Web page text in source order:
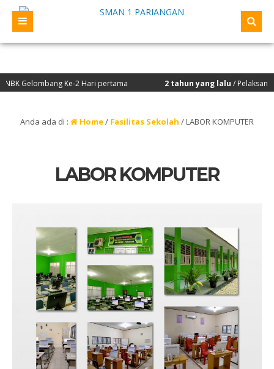
Ke-2 Hari pertama 2 tahun yang lalu/ Pelaksanaan
Anda ada di : Home/ Fasilitas Sekolah /LABOR KOMPUTER
LABOR KOMPUTER